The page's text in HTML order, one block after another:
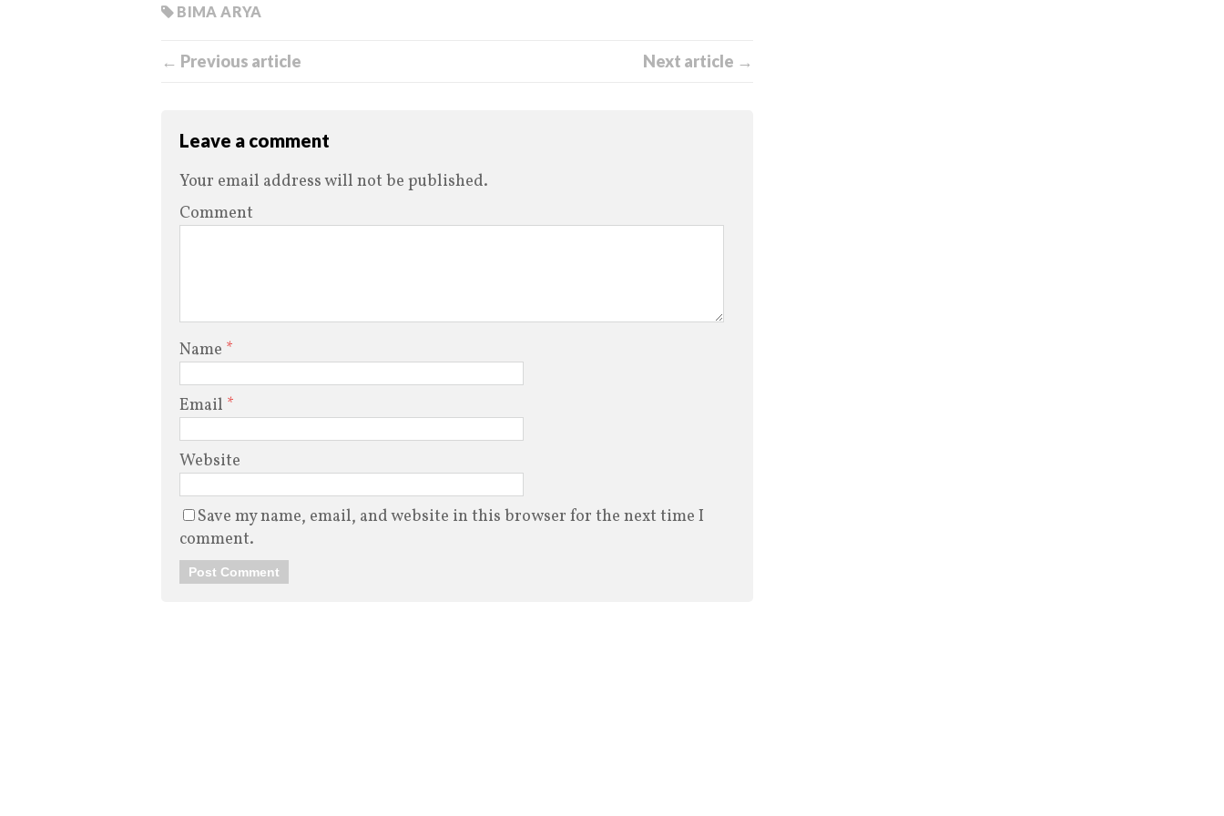
BIMA ARYA
← Previous article Next article →
Leave a comment
Your email address will not be published.
Comment
Name *
Email *
Website
Save my name, email, and website in this browser for the next time I
comment.